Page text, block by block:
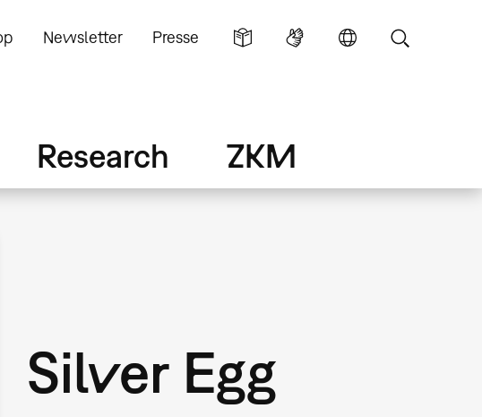
Newsletter Presse
Research ZKM
Silver Egg